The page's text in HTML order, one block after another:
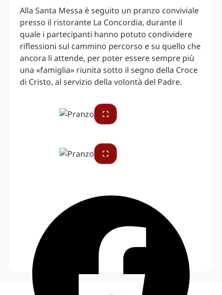
Alla Santa Messa è seguito un pranzo conviviale
presso il ristorante La Concordia, durante il
quale i partecipanti hanno potuto condividere
riflessioni sul cammino percorso e su quello che
ancora li attende, per poter essere sempre più
una «famiglia» riunita sotto il segno della Croce
di Cristo, al servizio della volontà del Padre.